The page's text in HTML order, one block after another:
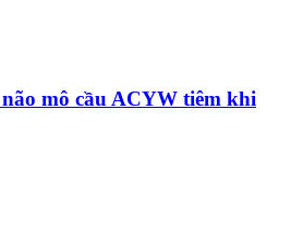
mô cầu ACYW tiêm khi